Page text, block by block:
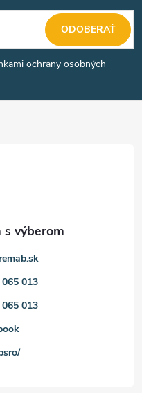
ochrany osobných
ODOBERAŤ
remab.sk
013
013